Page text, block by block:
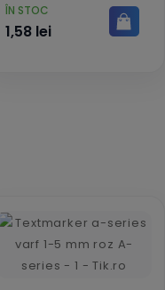
PRET
ÎN STOC
1,58 lei